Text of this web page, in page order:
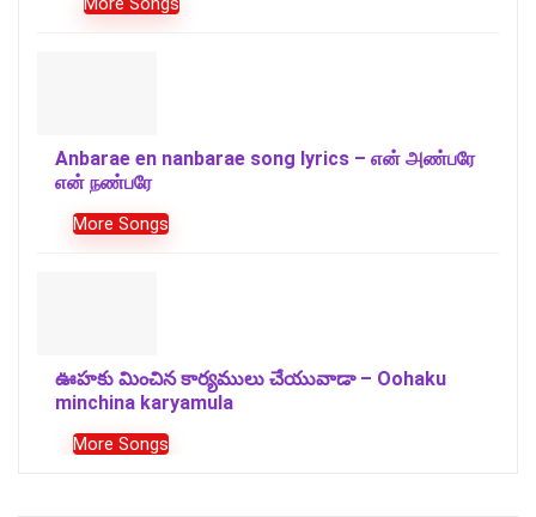
Anbarae en nanbarae song lyrics – என் அண்பரே
என் நண்பரே
More Songs
ఊహకు మించిన కార్యములు చేయువాడా – Oohaku
minchina karyamula
More Songs